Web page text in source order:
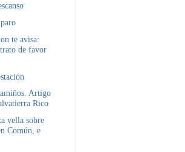
te avisa:
de favor
Artigo
Rico
vella sobre
Común, e